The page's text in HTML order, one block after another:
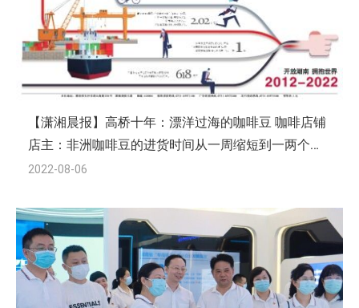
【潇湘晨报】高桥十年：漂洋过海的咖啡豆 咖啡店铺
店主：非洲咖啡豆的进货时间从一周缩短到一两个小
时
2022-08-06